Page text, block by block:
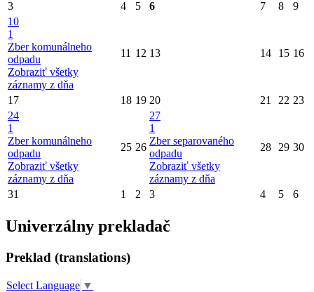
3
4 5 6 7 8
9
10
1
Zber komunálneho
odpadu
Zobraziť všetky
záznamy z dňa
11 12 13 14 15 16
17 18 19 20 21 22 23
24
1
Zber komunálneho
odpadu
Zobraziť všetky
záznamy z dňa
25 26
27
1
Zber separovaného
odpadu
Zobraziť všetky
záznamy z dňa
28 29 30
31 1 2 3 4 5 6
Univerzálny prekladač
Preklad (translations)
Select Language ▼